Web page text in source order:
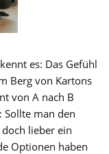
es: Das Gefühl
Berg von Kartons
von A nach B
Sollte man den
lieber ein
Optionen haben